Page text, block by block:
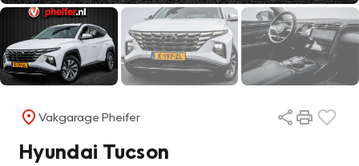
Vakgarage Pheifer
Hyundai Tucson